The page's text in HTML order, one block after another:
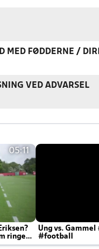
MED FØDDERNE /
VED ADVARSEL
05:11
ringer
Ung vs.
#football